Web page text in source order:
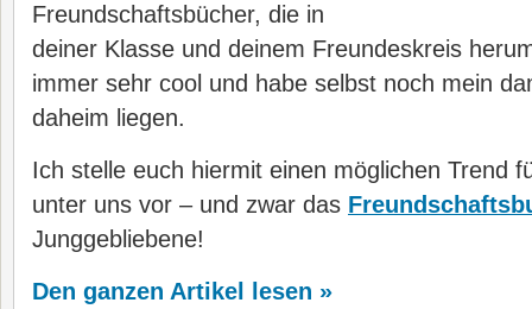
Freundschaftsbücher, die in
deiner Klasse und deinem Freundeskreis
immer sehr cool und habe selbst noch mein
daheim liegen.
Ich stelle euch hiermit einen möglichen Trend
unter uns vor – und zwar das
Junggebliebene!
Den ganzen Artikel lesen »